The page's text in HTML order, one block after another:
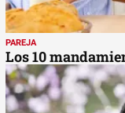
PAREJA
Los 10